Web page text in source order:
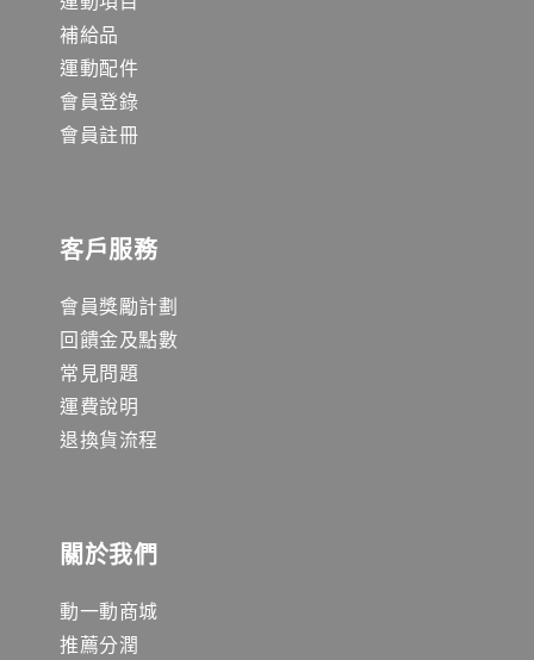
補給品
運動配件
會員登錄
會員註冊
客戶服務
會員獎勵計劃
回饋金及點數
常見問題
運費說明
退換貨流程
關於我們
動一動商城
推薦分潤